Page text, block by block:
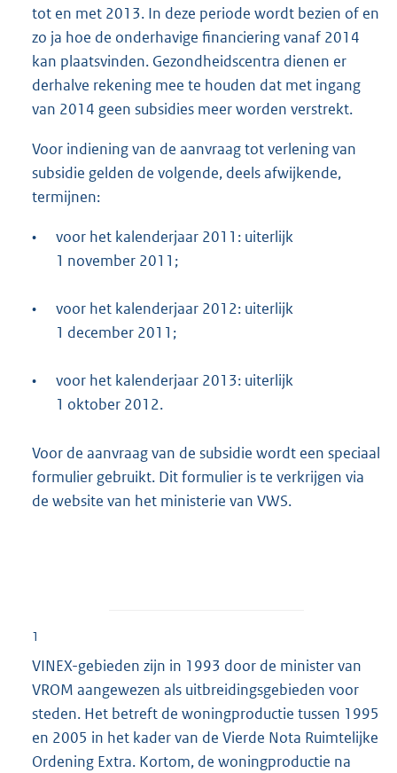
tot en met 2013. In deze periode wordt bezien of en
zo ja hoe de onderhavige financiering vanaf 2014
kan plaatsvinden. Gezondheidscentra dienen er
derhalve rekening mee te houden dat met ingang
van 2014 geen subsidies meer worden verstrekt.
Voor indiening van de aanvraag tot verlening van
subsidie gelden de volgende, deels afwijkende,
termijnen:
•
voor het kalenderjaar 2011: uiterlijk
1 november 2011;
•
voor het kalenderjaar 2012: uiterlijk
1 december 2011;
•
voor het kalenderjaar 2013: uiterlijk
1 oktober 2012.
Voor de aanvraag van de subsidie wordt een speciaal
formulier gebruikt. Dit formulier is te verkrijgen via
de website van het ministerie van VWS.
1
VINEX-gebieden zijn in 1993 door de minister van
VROM aangewezen als uitbreidingsgebieden voor
steden. Het betreft de woningproductie tussen 1995
en 2005 in het kader van de Vierde Nota Ruimtelijke
Ordening Extra. Kortom, de woningproductie na